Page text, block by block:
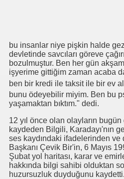
bu insanlar niye pişkin halde
devletinde savcıları göreve
bozulmuştur. Ben her gün
işyerime gittiğim zaman acaba
ben bir kredi ile taksit ile bir ev
bunu ödeyebilir miyim. Ben bu
yaşamaktan bıktım." dedi.
12 yıl önce olan olayların bugün
kaydeden Bilgili, Karadayı'nın
ses kaydındaki ifadelerinden
Başkanı Çevik Bir'in, 6 Mayıs
Şubat yol haritası, karar ve
hakkında bilgi sahibi olduktan
huzursuzluk duyduğunu kaydetti.